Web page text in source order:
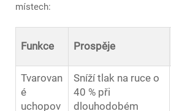
místech:
Funkce Prospěje
Tvarovan
é
uchopov
Sníží tlak na ruce o
40 % při
dlouhodobém